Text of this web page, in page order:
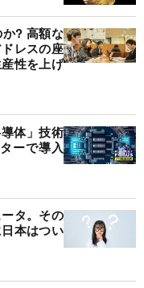
? 高額な
レスの座
性を上げ
体」技術
ーで導入
タ。その
本はつい